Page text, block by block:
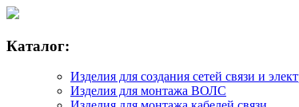
Каталог:
Изделия для создания сетей связи и
Изделия для монтажа ВОЛС